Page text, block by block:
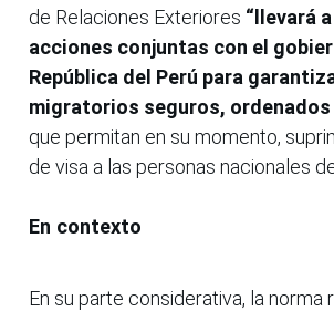
de Relaciones Exteriores “llevará
acciones conjuntas con el
República del Perú para
migratorios seguros, ordenados
que permitan en su momento,
de visa a las personas nacionales
En contexto
En su parte considerativa, la norma